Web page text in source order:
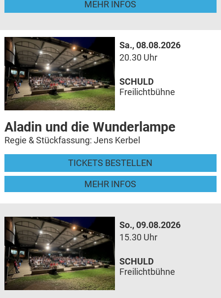
MEHR INFOS
Sa., 08.08.2026
20.30 Uhr
Aladin und die Wunderlampe
Regie & Stückfassung: Jens Kerbel
TICKETS BESTELLEN
MEHR INFOS
SCHULD
Freilichtbühne
So., 09.08.2026
15.30 Uhr
SCHULD
Freilichtbühne